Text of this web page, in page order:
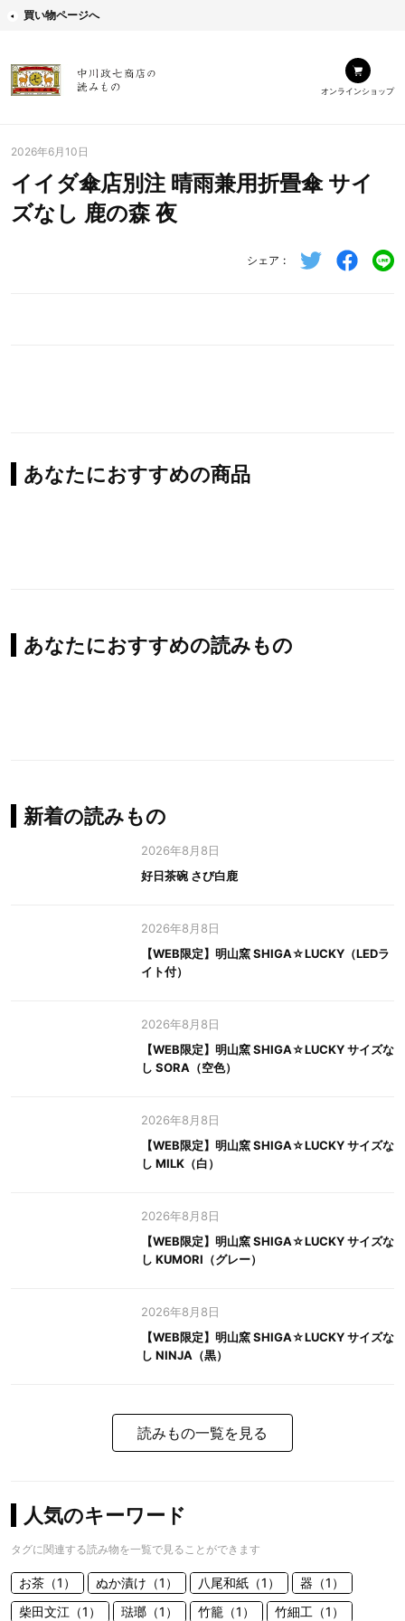
買い物ページへ
オンラインショップ
2026年6月10日
イイダ傘店別注 晴雨兼用折畳傘 サイ
ズなし 鹿の森 夜
シェア
あなたにおすすめの商品
あなたにおすすめの読みもの
新着の読みもの
2026年8月8日
好日茶碗 さび白鹿
2026年8月8日
【WEB限定】明山窯 SHIGA☆LUCKY（LEDラ
イト付）
2026年8月8日
【WEB限定】明山窯 SHIGA☆LUCKY サイズな
し SORA（空色）
2026年8月8日
【WEB限定】明山窯 SHIGA☆LUCKY サイズな
し MILK（白）
2026年8月8日
【WEB限定】明山窯 SHIGA☆LUCKY サイズな
し KUMORI（グレー）
2026年8月8日
【WEB限定】明山窯 SHIGA☆LUCKY サイズな
し NINJA（黒）
読みもの一覧を見る
人気のキーワード
タグに関連する読み物を一覧で見ることができます
お茶（1） ぬか漬け（1） 八尾和紙（1）
器（1）
柴田文江（1）
琺瑯（1） 竹籠（1） 竹細工（1）